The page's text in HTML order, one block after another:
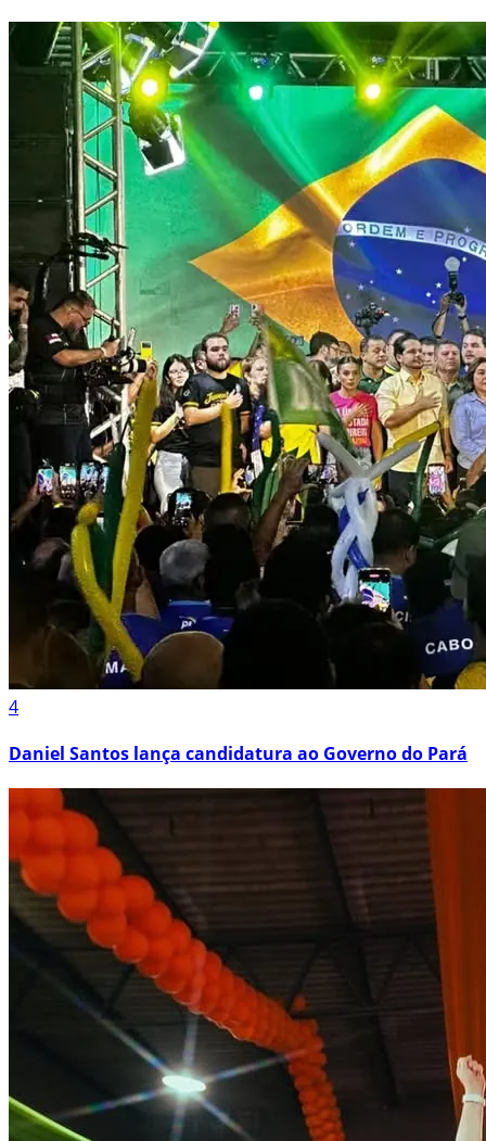
4
Daniel Santos lança candidatura ao Governo do Pará